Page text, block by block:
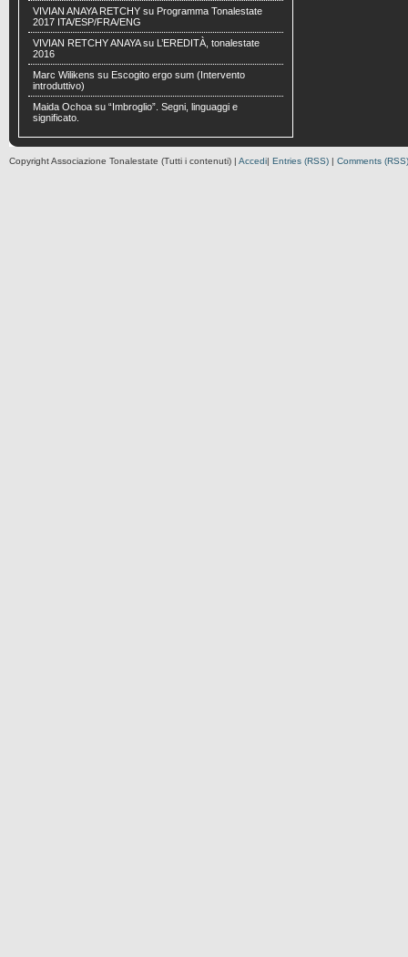
VIVIAN ANAYA RETCHY su Programma Tonalestate
2017 ITA/ESP/FRA/ENG
VIVIAN RETCHY ANAYAsu
L’EREDITÀ, tonalestate
2016
Marc Wilikens su Escogito ergo sum (Intervento
introduttivo)
Maida Ochoa su “Imbroglio”. Segni, linguaggi e
significato.
Copyright Associazione Tonalestate (Tutti i contenuti) | Accedi| Entries (RSS) | Comments (RSS)